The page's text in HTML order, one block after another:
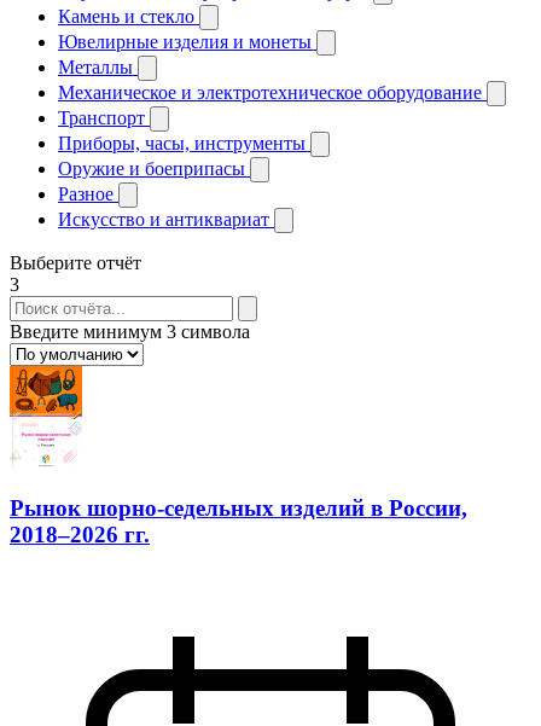
Камень и стекло
Ювелирные изделия и монеты
Металлы
Механическое и электротехническое оборудование
Транспорт
Приборы, часы, инструменты
Оружие и боеприпасы
Разное
Искусство и антиквариат
Выберите отчёт
3
Введите минимум 3 символа
Рынок шорно-седельных изделий в России,
2018–2026 гг.